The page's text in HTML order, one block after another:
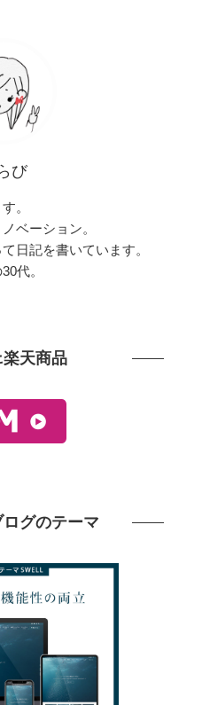
び
。
ベーション。
日記を書いています。
代。
楽天商品
グのテーマ